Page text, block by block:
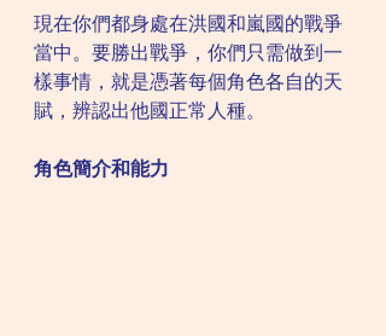
現在你們都身處在洪國和嵐國的戰爭
當中。要勝出戰爭，你們只需做到一
樣事情，就是憑著每個角色各自的天
賦，辨認出他國正常人種。
角色簡介和能力